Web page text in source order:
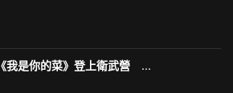
《我是你的菜》登上衛武營 ...